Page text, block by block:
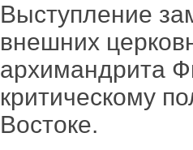
Выступление
внешних
архимандрита
критическому
Востоке.